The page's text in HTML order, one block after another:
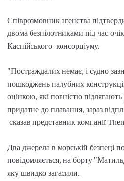
Співрозмовник агенства
двома безпілотниками під час
Каспійського консорціуму.
"Постраждалих немає, і судно
пошкоджень палубних
оцінкою, які повністю
придатне до плавання, зараз
сказав представник компанії
Два джерела в морській безпеці
повідомляється, на борту
яку швидко загасили.